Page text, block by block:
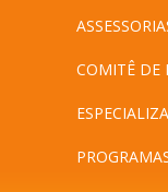
COMITÊ DE